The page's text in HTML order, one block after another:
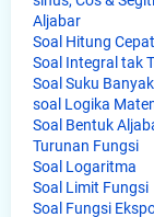
Aljabar
Soal Hitung Cepat
Soal Integral tak
Soal Suku Banyak
soal Logika
Soal Bentuk
Turunan Fungsi
Soal Logaritma
Soal Limit Fungsi
Soal Fungsi